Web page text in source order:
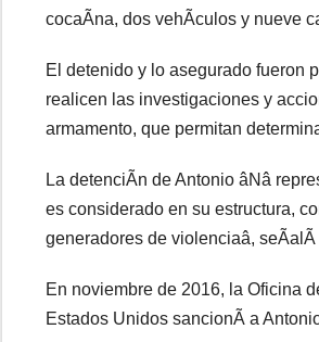
cocaÃna, dos vehÃculos y nueve
El detenido y lo asegurado fueron
realicen las investigaciones y
armamento, que permitan
La detenciÃn de Antonio âNâ
es considerado en su estructura,
generadores de violenciaâ,
En noviembre de 2016, la Oficina
Estados Unidos sancionÃ a